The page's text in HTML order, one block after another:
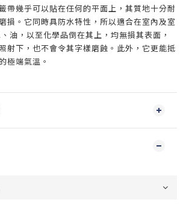
帶幾乎可以貼在任何的平面上，其質地十分耐
損。它同時具防水特性，所以適合在室內及室
油，以至化學品倒在其上，均無損其表面，
射下，也不會令其字樣磨蝕。此外，它更能抵
極端氣溫。